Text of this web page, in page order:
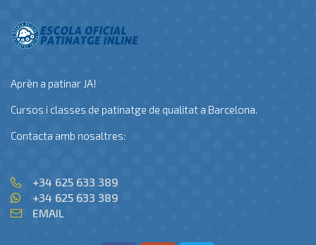
Aprèn a patinar JA!
Cursos i classes de patinatge de qualitat a Barcelona.
Contacta amb nosaltres:
+34 625 633 389
+34 625 633 389
EMAIL